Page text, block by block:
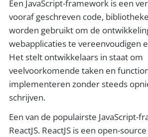
Een JavaScript-framework is een
vooraf geschreven code,
worden gebruikt om de
webapplicaties te vereenvoudigen
Het stelt ontwikkelaars in staat om
veelvoorkomende taken en
implementeren zonder steeds
schrijven.
Een van de populairste JavaScript-
ReactJS. ReactJS is een open-